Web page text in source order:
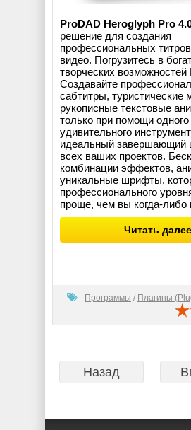
ProDAD Heroglyph Pro
решение для создания
профессиональных
видео. Погрузитесь в
творческих возможностей
Создавайте
сабтитры, туристические
рукописные текстовые
только при помощи одного
удивительного
идеальный завершающий
всех ваших проектов.
комбинации эффектов,
уникальные шрифты,
профессионального
проще, чем вы когда-либо
Читать далее
Программы / Плагины
Назад